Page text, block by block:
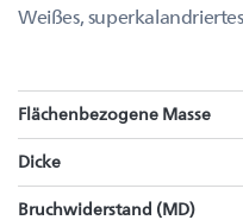
Weißes,
Flächenbezogene Masse
Dicke
Bruchwiderstand (MD)